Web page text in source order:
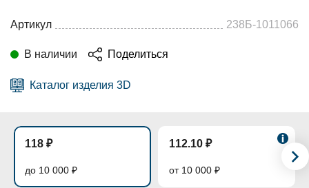
Артикул 238Б-1011066
В наличии Поделиться
Каталог изделия 3D
118 ₽
до 10 000 ₽
112.10 ₽
от 10 000 ₽